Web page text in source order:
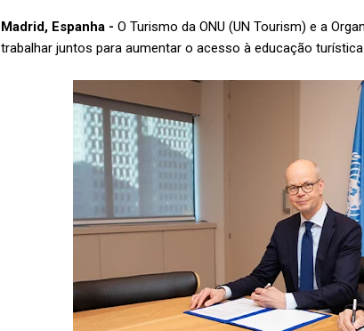
Madrid, Espanha - O Turismo da ONU (UN Tourism) e a
trabalhar juntos para aumentar o acesso à educação